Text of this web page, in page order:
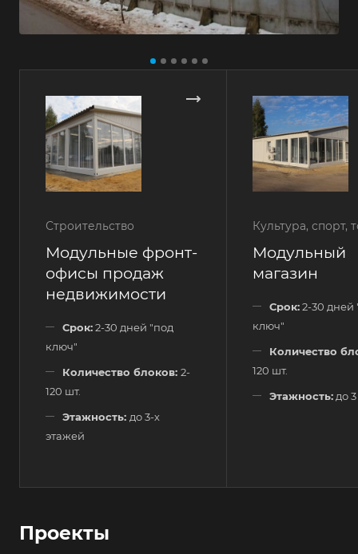
Строительство
Модульные фронт-
офисы продаж
недвижимости
Срок:2-30 дней "под
ключ"
Количество блоков: 2-
120 шт.
Этажность: до 3-х
этажей
Культура, спорт,
Модульный
магазин
Срок:2-30 дней
ключ"
Количество
120 шт.
Этажность: до
Проекты